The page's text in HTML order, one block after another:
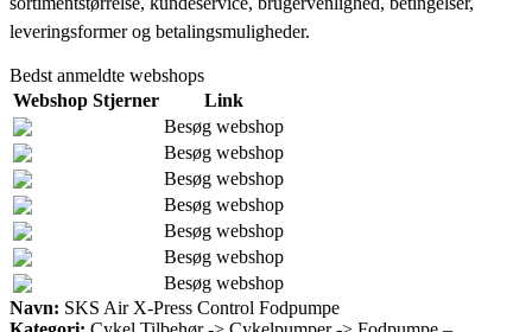
leveringsformer og betalingsmuligheder.
Bedst anmeldte webshops
Webshop Stjerner
Link
Besøg webshop
Besøg webshop
Besøg webshop
Besøg webshop
Besøg webshop
Besøg webshop
Besøg webshop
Navn: SKS Air X-Press Control Fodpumpe